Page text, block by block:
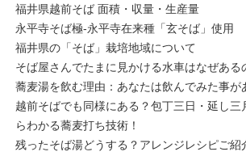
福井県越前そば 面積・収量・生産量
永平寺そば極-永平寺在来種「玄そば」使用
福井県の「そば」栽培地域について
そば屋さんでたまに見かける水車はなぜある
蕎麦湯を飲む理由：あなたは飲んでみた事が
越前そばでも同様にある？包丁三日・延し三
らわかる蕎麦打ち技術！
残ったそば湯どうする？アレンジレシピご紹